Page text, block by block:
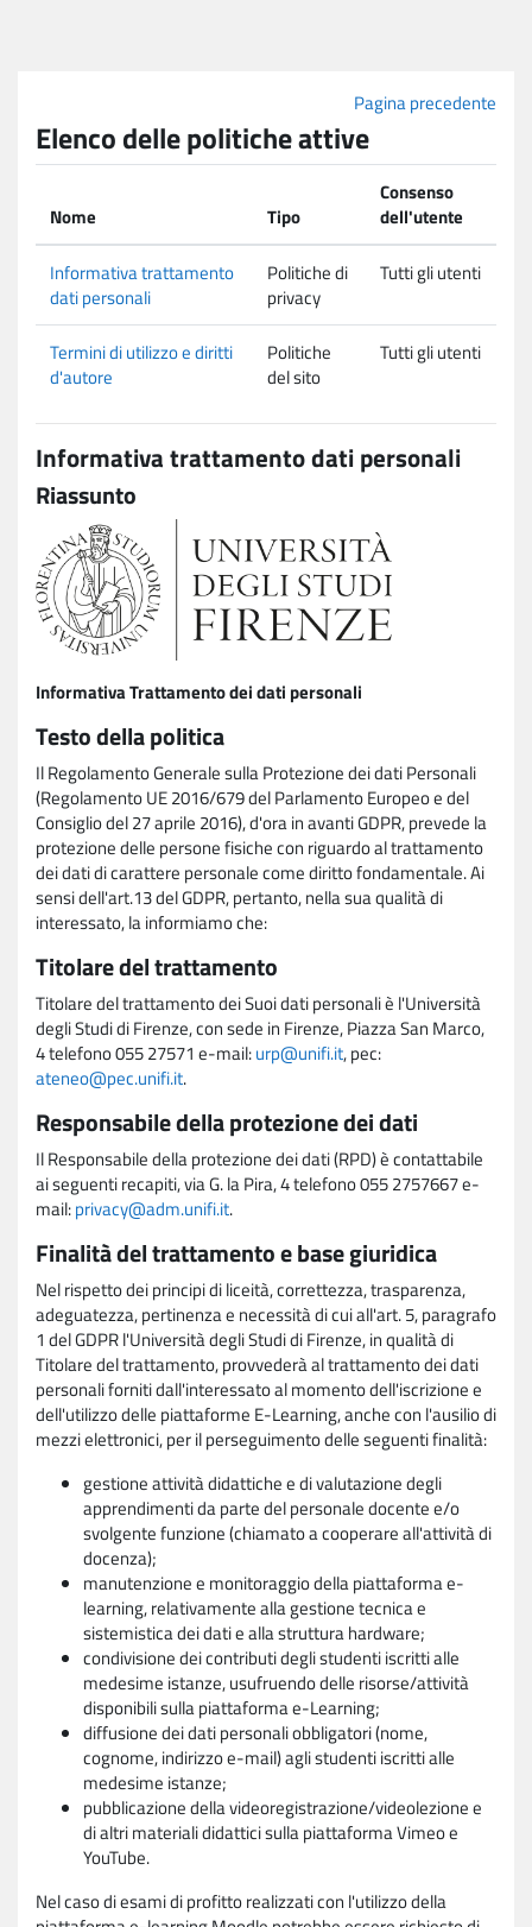
Pagina precedente
Elenco delle politiche attive
Nome Tipo
Consenso
dell'utente
Informativa trattamento
dati personali
Politiche di
privacy
Tutti gli utenti
Termini di utilizzo e diritti
d'autore
Politiche
del sito
Tutti gli utenti
Informativa trattamento dati personali
Riassunto
Informativa Trattamento dei dati personali
Testo della politica
Il Regolamento Generale sulla Protezione dei dati Personali
(Regolamento UE 2016/679 del Parlamento Europeo e del
Consiglio del 27 aprile 2016), d'ora in avanti GDPR, prevede la
protezione delle persone fisiche con riguardo al trattamento
dei dati di carattere personale come diritto fondamentale. Ai
sensi dell'art.13 del GDPR, pertanto, nella sua qualità di
interessato, la informiamo che:
Titolare del trattamento
Titolare del trattamento dei Suoi dati personali è l'Università
degli Studi di Firenze, con sede in Firenze, Piazza San Marco,
4 telefono 055 27571 e-mail:urp@unifi.it, pec:
ateneo@pec.unifi.it.
Responsabile della protezione dei dati
Il Responsabile della protezione dei dati (RPD) è contattabile
ai seguenti recapiti, via G. la Pira, 4 telefono 055 2757667 e-
mail:privacy@adm.unifi.it.
Finalità del trattamento e base giuridica
Nel rispetto dei principi di liceità, correttezza, trasparenza,
adeguatezza, pertinenza e necessità di cui all'art. 5, paragrafo
1 del GDPR l'Università degli Studi di Firenze, in qualità di
Titolare del trattamento, provvederà al trattamento dei dati
personali forniti dall'interessato al momento dell'iscrizione e
dell'utilizzo delle piattaforme E-Learning, anche con l'ausilio di
mezzi elettronici, per il perseguimento delle seguenti finalità:
gestione attività didattiche e di valutazione degli
apprendimenti da parte del personale docente e/o
svolgente funzione (chiamato a cooperare all'attività di
docenza);
manutenzione e monitoraggio della piattaforma e-
learning, relativamente alla gestione tecnica e
sistemistica dei dati e alla struttura hardware;
condivisione dei contributi degli studenti iscritti alle
medesime istanze, usufruendo delle risorse/attività
disponibili sulla piattaforma e-Learning;
diffusione dei dati personali obbligatori (nome,
cognome, indirizzo e-mail) agli studenti iscritti alle
medesime istanze;
pubblicazione della videoregistrazione/videolezione e
di altri materiali didattici sulla piattaforma Vimeo e
YouTube.
Nel caso di esami di profitto realizzati con l'utilizzo della